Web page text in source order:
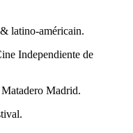
latino-américain.
Independiente de
Madrid.